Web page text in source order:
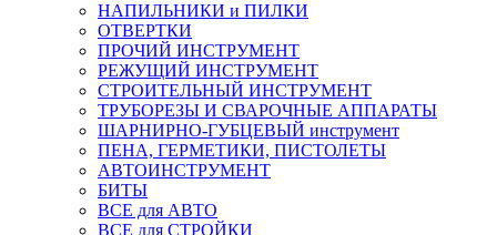
НАПИЛЬНИКИ и ПИЛКИ
ОТВЕРТКИ
ПРОЧИЙ ИНСТРУМЕНТ
РЕЖУЩИЙ ИНСТРУМЕНТ
СТРОИТЕЛЬНЫЙ ИНСТРУМЕНТ
ТРУБОРЕЗЫ И СВАРОЧНЫЕ АППАРАТЫ
ШАРНИРНО-ГУБЦЕВЫЙ инструмент
ПЕНА, ГЕРМЕТИКИ, ПИСТОЛЕТЫ
АВТОИНСТРУМЕНТ
БИТЫ
ВСЕ для АВТО
ВСЕ для СТРОЙКИ